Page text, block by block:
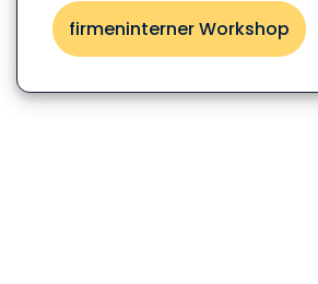
firmeninterner Workshop